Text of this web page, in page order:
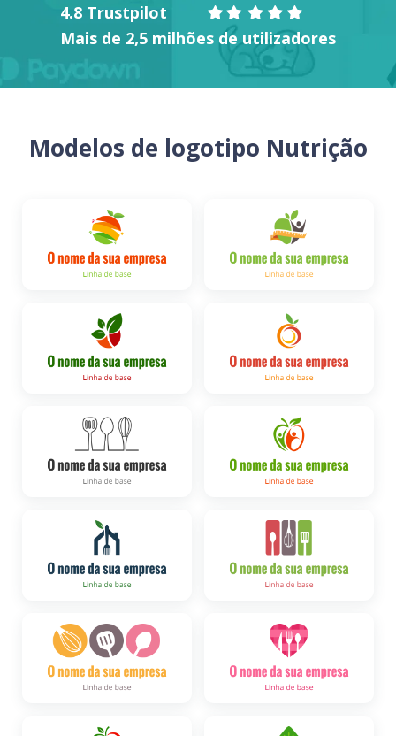
4.8 Trustpilot
Mais de 2,5 milhões de utilizadores
Modelos de logotipo Nutrição